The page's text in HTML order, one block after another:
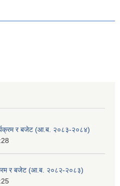
र बजेट (आ.ब. २०८३-२०८४)
र बजेट (आ.ब. २०८२-२०८३)